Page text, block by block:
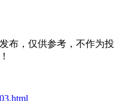
布，仅供参考，不作为投